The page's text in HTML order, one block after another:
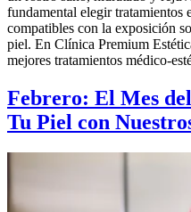
fundamental elegir tratamientos
compatibles con la exposición
piel. En Clínica Premium
mejores tratamientos médico-
Febrero: El Mes
Tu Piel con